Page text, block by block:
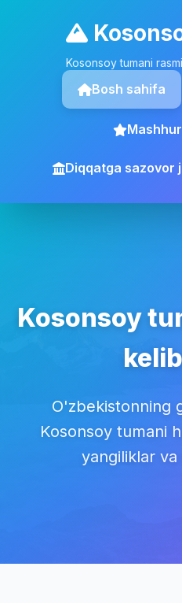
Kosonsoy tumani
Bosh sahifa
Diqqatga sazovor
Kosonsoy
O'zbekistonning
Kosonsoy tumani
yangiliklar